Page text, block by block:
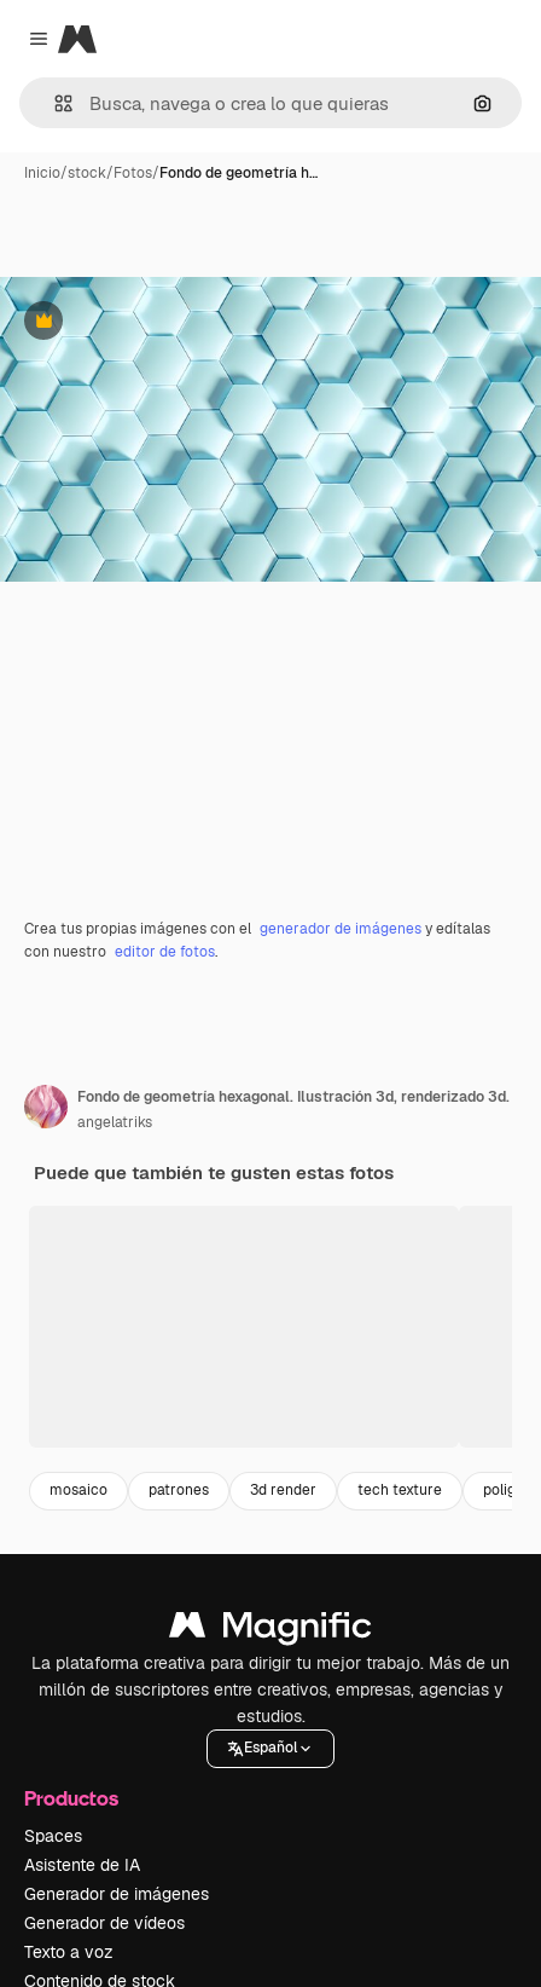
Close menu
Magnific
Inicio/stock/Fotos/Fondo de geometría h…
Premium
Crea tus propias imágenes con el generador de imágenesy edítalas
con nuestro editor de fotos.
Fondo de geometría hexagonal. Ilustración 3d, renderizado 3d.
angelatriks
Puede que también te gusten estas fotos
mosaico patrones 3d render tech texture
La plataforma creativa para dirigir tu mejor trabajo. Más de un
millón de suscriptores entre creativos, empresas, agencias y
estudios.
Español
Productos
Spaces
Asistente de IA
Generador de imágenes
Generador de vídeos
Texto a voz
Contenido de stock